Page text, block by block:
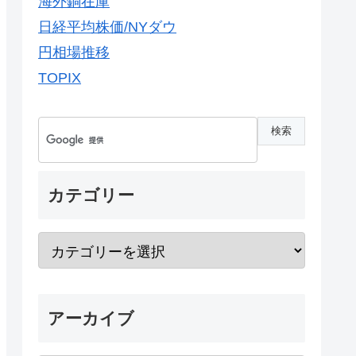
日経平均株価/NYダウ
円相場推移
TOPIX
カテゴリー
アーカイブ